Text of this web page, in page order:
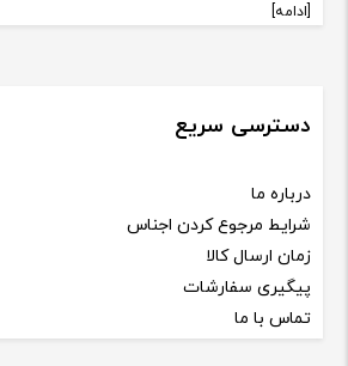
[ادامه]
دسترسی سریع
درباره ما
شرایط مرجوع کردن اجناس
زمان ارسال کالا
پیگیری سفارشات
تماس با ما